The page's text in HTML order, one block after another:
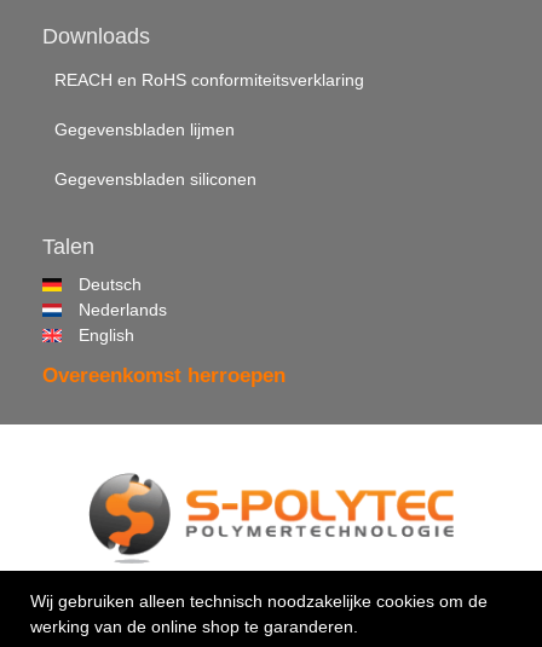
Downloads
REACH en RoHS conformiteitsverklaring
Gegevensbladen lijmen
Gegevensbladen siliconen
Talen
Deutsch
Nederlands
English
Overeenkomst herroepen
© 2026 •S-Polytec GmbH
Uw vakman voor kunststoffen & kleefstoffen
Wij gebruiken alleen technisch noodzakelijke cookies om de
werking van de online shop te garanderen.